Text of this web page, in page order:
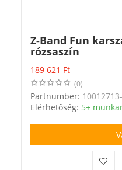
Z-Band Fun
rózsaszín
189 621 Ft
(0)
Partnumber:
Elérhetőség: 5+